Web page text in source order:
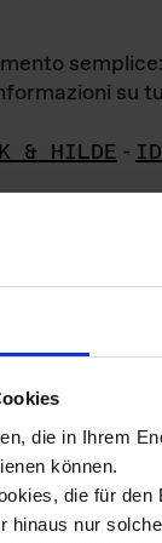
die in Ihrem
können.
die für
hinaus nur
su
& HILDE -
materiale